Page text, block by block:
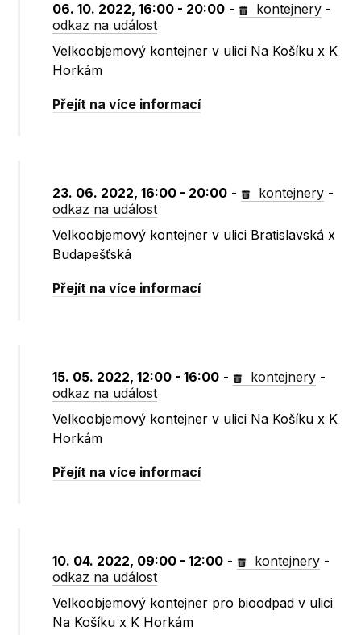
06. 10. 2022, 16:00 - 20:00 - kontejnery -
odkaz na událost
Velkoobjemový kontejner v ulici Na Košíku x K
Horkám
Přejít na více informací
23. 06. 2022, 16:00 - 20:00 - kontejnery -
odkaz na událost
Velkoobjemový kontejner v ulici Bratislavská x
Budapešťská
Přejít na více informací
15. 05. 2022, 12:00 - 16:00 - kontejnery -
odkaz na událost
Velkoobjemový kontejner v ulici Na Košíku x K
Horkám
Přejít na více informací
10. 04. 2022, 09:00 - 12:00 - kontejnery -
odkaz na událost
Velkoobjemový kontejner pro bioodpad v ulici
Na Košíku x K Horkám